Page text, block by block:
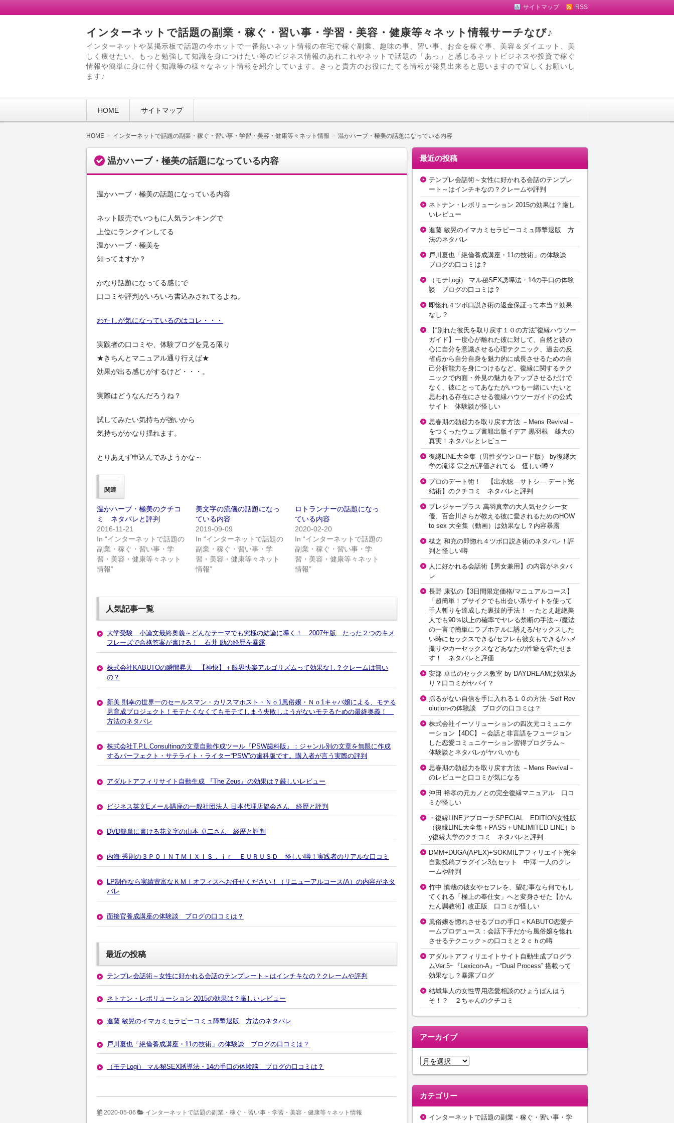
サイトマップ RSS
インターネットで話題の副業・稼ぐ・習い事・学習・美容・健康等々ネット情報サーチなび♪
インターネットや某掲示板で話題の今ホットで一番熱いネット情報の在宅で稼ぐ副業、趣味の事、習い事、お金を稼ぐ事、美容＆ダイエット、美
しく痩せたい、もっと勉強して知識を身につけたい等のビジネス情報のあれこれやネットで話題の「あっ」と感じるネットビジネスや投資で稼ぐ
情報や簡単に身に付く知識等の様々なネット情報を紹介しています。きっと貴方のお役にたてる情報が発見出来ると思いますので宜しくお願いし
ます♪
HOME サイトマップ
HOME インターネットで話題の副業・稼ぐ・習い事・学習・美容・健康等々ネット情報 温かハーブ・極美の話題になっている内容
温かハーブ・極美の話題になっている内容
温かハーブ・極美の話題になっている内容
ネット販売でいつもに人気ランキングで
上位にランクインしてる
温かハーブ・極美を
知ってますか？
かなり話題になってる感じで
口コミや評判がいろいろ書込みされてるよね。
わたしが気になっているのはコレ・・・
実践者の口コミや、体験ブログを見る限り
★きちんとマニュアル通り行えば★
効果が出る感じがするけど・・・。
実際はどうなんだろうね？
試してみたい気持ちが強いから
気持ちがかなり揺れます。
とりあえず申込んでみようかな～
関連
温かハーブ・極美のクチコ
ミ ネタバレと評判
2016-11-21
In “インターネットで話題の
副業・稼ぐ・習い事・学
習・美容・健康等々ネット
情報”
美文字の流儀の話題になっ
ている内容
2019-09-09
In “インターネットで話題の
副業・稼ぐ・習い事・学
習・美容・健康等々ネット
情報”
ロトランナーの話題になっ
ている内容
2020-02-20
In “インターネットで話題の
副業・稼ぐ・習い事・学
習・美容・健康等々ネット
情報”
人気記事一覧
大学受験 小論文最終奥義～どんなテーマでも究極の結論に導く！ 2007年版 たった２つのキメ
フレーズで合格答案が書ける！ 石井 励の経歴を暴露
株式会社KABUTOの瞬間昇天 【神快】＋限界快楽アルゴリズムって効果なし？クレームは無い
の？
新美 則幸の世界一のセールスマン・カリスマホスト・Ｎｏ1風俗嬢・Ｎｏ1キャバ嬢による、モテる
男育成プロジェクト！モテたくなくてもモテてしまう失敗しようがないモテるための最終奥義！
方法のネタバレ
株式会社T.P.L.Consultingの文章自動作成ツール『PSW歯科版』：ジャンル別の文章を無限に作成
するパーフェクト・サテライト・ライター“PSW”の歯科版です。購入者が言う実際の評判
アダルトアフィリサイト自動生成 『The Zeus』の効果は？厳しいレビュー
ビジネス英文Eメール講座の一般社団法人 日本代理店協会さん 経歴と評判
DVD簡単に書ける花文字の山本 卓二さん 経歴と評判
内海 秀則の３ＰＯＩＮＴＭＩＸＩＳ．ｊｒ ＥＵＲＵＳＤ 怪しい噂！実践者のリアルな口コミ
LP制作なら実績豊富なＫＭＩオフィスへお任せください！（リニューアルコース/A）の内容がネタ
バレ
面接官養成講座の体験談 ブログの口コミは？
最近の投稿
テンプレ会話術～女性に好かれる会話のテンプレート～はインチキなの？クレームや評判
ネトナン・レボリューション 2015の効果は？厳しいレビュー
進藤 敏晃のイマカミセラピーコミュ障撃退版 方法のネタバレ
戸川夏也「絶倫養成講座・11の技術」の体験談 ブログの口コミは？
（モテLogi） マル秘SEX誘導法・14の手口の体験談 ブログの口コミは？
2020-05-06 インターネットで話題の副業・稼ぐ・習い事・学習・美容・健康等々ネット情報
最近の投稿
テンプレ会話術～女性に好かれる会話のテンプレ
ート～はインチキなの？クレームや評判
ネトナン・レボリューション 2015の効果は？厳し
いレビュー
進藤 敏晃のイマカミセラピーコミュ障撃退版 方
法のネタバレ
戸川夏也「絶倫養成講座・11の技術」の体験談
ブログの口コミは？
（モテLogi） マル秘SEX誘導法・14の手口の体験
談 ブログの口コミは？
即惚れ４ツボ口説き術の返金保証って本当？効果
なし？
【“別れた彼氏を取り戻す１０の方法”復縁ハウツー
ガイド】一度心が離れた彼に対して、自然と彼の
心に自分を意識させる心理テクニック、過去の反
省点から自分自身を魅力的に成長させるための自
己分析能力を身につけるなど、復縁に関するテク
ニックで内面・外見の魅力をアップさせるだけで
なく、彼にとってあなたがいつも一緒にいたいと
思われる存在にさせる復縁ハウツーガイドの公式
サイト 体験談が怪しい
思春期の勃起力を取り戻す方法 －Mens Revival－
をつくったウェブ書籍出版イデア 黒羽根 雄大の
真実！ネタバレとレビュー
復縁LINE大全集（男性ダウンロード版） by復縁大
学の滝澤 宗之が評価されてる 怪しい噂？
プロのデート術！ 【出水聡―サトシ― デート完
結術】のクチコミ ネタバレと評判
プレジャープラス 萬羽真幸の大人気セクシー女
優、百合川さらが教える彼に愛されるためのHOW
to sex 大全集（動画）は効果なし？内容暴露
楳之 和充の即惚れ４ツボ口説き術のネタバレ！評
判と怪しい噂
人に好かれる会話術【男女兼用】の内容がネタバ
レ
長野 康弘の【3日間限定価格/マニュアルコース】
「超簡単！ブサイクでも出会い系サイトを使って
千人斬りを達成した裏技的手法！ ～たとえ超絶美
人でも90％以上の確率でヤレる禁断の手法～/魔法
の一言で簡単にラブホテルに誘える/セックスした
い時にセックスできる/セフレも彼女もできる/ハメ
撮りやカーセックスなどあなたの性癖を満たせま
す！ ネタバレと評価
安部 卓己のセックス教室 by DAYDREAMは効果あ
り？口コミがヤバイ？
揺るがない自信を手に入れる１０の方法 -Self Rev
olution-の体験談 ブログの口コミは？
株式会社イーソリューションの四次元コミュニケ
ーション【4DC】～会話と非言語をフュージョン
した恋愛コミュニケーション習得プログラム～
体験談とネタバレがヤバいかも
思春期の勃起力を取り戻す方法 －Mens Revival－
のレビューと口コミが気になる
沖田 裕孝の元カノとの完全復縁マニュアル 口コ
ミが怪しい
・復縁LINEアプローチSPECIAL EDITION女性版
（復縁LINE大全集＋PASS＋UNLIMITED LINE）b
y復縁大学のクチコミ ネタバレと評判
DMM+DUGA(APEX)+SOKMILアフィリエイト完全
自動投稿プラグイン3点セット 中澤 一人のクレ
ームや評判
竹中 慎哉の彼女やセフレを、望む事なら何でもし
てくれる「極上の奉仕女」へと変身させた【かん
たん調教術】改正版 口コミが怪しい
風俗嬢を惚れさせるプロの手口＜KABUTO恋愛チ
ームプロデュース：会話下手だから風俗嬢を惚れ
させるテクニック＞の口コミと２ｃｈの噂
アダルトアフィリエイトサイト自動生成プログラ
ムVer.5~『Lexicon-A』~“Dual Process” 搭載って
効果なし？暴露ブログ
結城隼人の女性専用恋愛相談のひょうばんはう
そ！？ ２ちゃんのクチコミ
アーカイブ
ア
イ
カテゴリー
インターネットで話題の副業・稼ぐ・習い事・学